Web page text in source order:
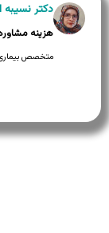
دکتر نسیبه
متخصص